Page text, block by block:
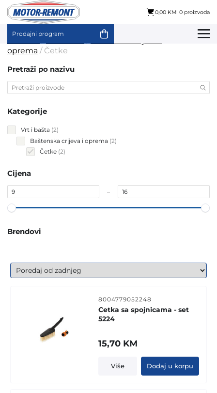
content
0,00 KM 0 proizvoda
Prodajni program
Početna Vrt i bašta
Baštenska crijeva i
oprema / Četke
Pretraži po nazivu
Kategorije
Vrt i bašta 22
Baštenska crijeva i oprema 22
Četke 22
Cijena
–
Brendovi
8004779052248
Cetka sa spojnicama - set
5224
15,70 KM
Više Dodaj u korpu